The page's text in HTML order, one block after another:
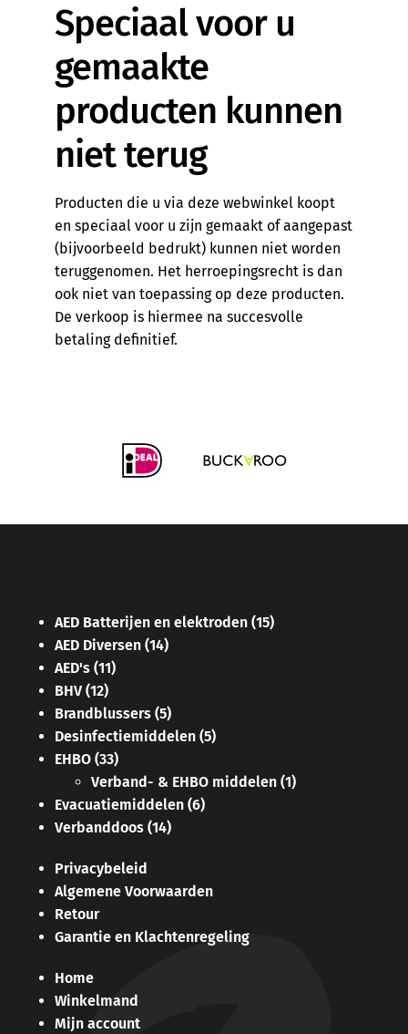
Speciaal voor u
gemaakte
producten kunnen
niet terug
Producten die u via deze webwinkel koopt
en speciaal voor u zijn gemaakt of aangepast
(bijvoorbeeld bedrukt) kunnen niet worden
teruggenomen. Het herroepingsrecht is dan
ook niet van toepassing op deze producten.
De verkoop is hiermee na succesvolle
betaling definitief.
AED Batterijen en elektroden (15)
AED Diversen (14)
AED's (11)
BHV (12)
Brandblussers (5)
Desinfectiemiddelen (5)
EHBO (33)
Verband- & EHBO middelen (1)
Evacuatiemiddelen (6)
Verbanddoos (14)
Privacybeleid
Algemene Voorwaarden
Retour
Garantie en Klachtenregeling
Home
Winkelmand
Mijn account